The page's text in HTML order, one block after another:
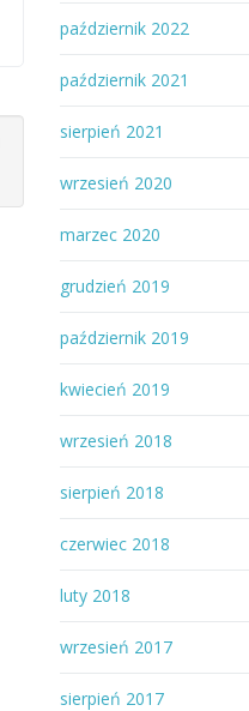
październik 2022
październik 2021
sierpień 2021
wrzesień 2020
marzec 2020
grudzień 2019
październik 2019
kwiecień 2019
wrzesień 2018
sierpień 2018
czerwiec 2018
luty 2018
wrzesień 2017
sierpień 2017